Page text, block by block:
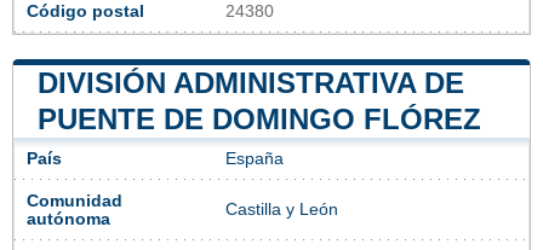
Código postal 24380
DIVISIÓN ADMINISTRATIVA DE
PUENTE DE DOMINGO FLÓREZ
País España
Comunidad
autónoma
Castilla y León